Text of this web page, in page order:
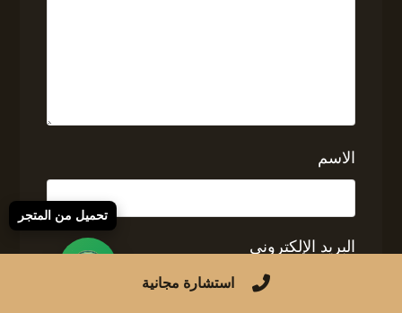
الاسم
البريد الإلكتروني
استشارة مجانية
تحميل من المتجر